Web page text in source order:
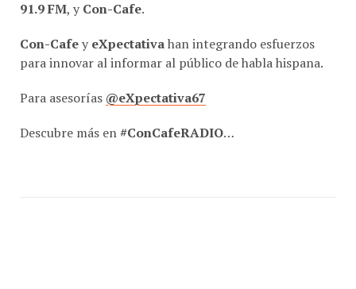
para innovar al informar al público de habla hispana.